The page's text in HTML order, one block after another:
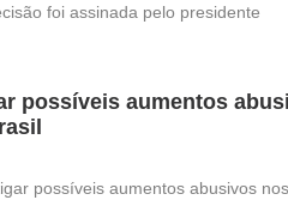
foi assinada pelo presidente
possíveis aumentos
possíveis aumentos abusivos nos